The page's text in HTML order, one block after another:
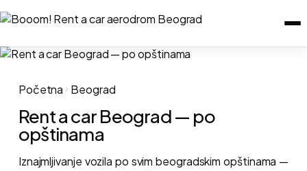
Početna Beograd
Rent a car Beograd — po
opštinama
Iznajmljivanje vozila po svim beogradskim opštinama —